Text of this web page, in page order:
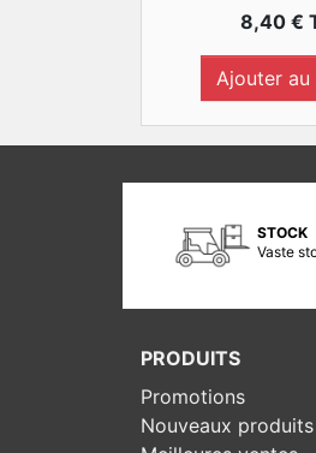
Prix
8,40 €
Ajouter au
STOCK
Vaste
PRODUITS
Promotions
Nouveaux produits